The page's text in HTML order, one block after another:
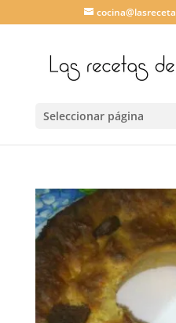
Seleccionar página